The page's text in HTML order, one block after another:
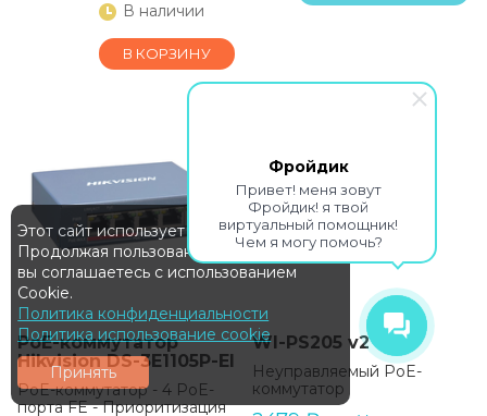
Фройдик
Привет! меня зовут
Фройдик! я твой
виртуальный помощник!
Чем я могу помочь?
В наличии
В КОРЗИНУ
PoE-коммутатор
Hikvision DS-3E1105P-EI
PoE-коммутатор - 4 PoE-
порта FE - Приоритизация
WI-PS205 v2
Неуправляемый PoE-
коммутатор
Этот сайт использует Cookie
Продолжая пользование сайтом,
вы соглашаетесь с использованием
Cookie.
Политика конфиденциальности
Политика использование cookie
Принять